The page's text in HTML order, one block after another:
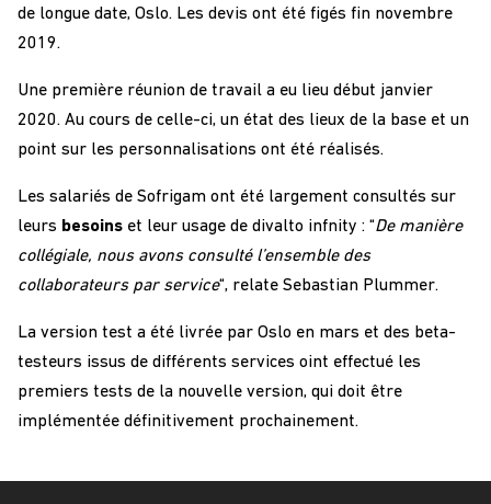
de longue date, Oslo. Les devis ont été figés fin novembre
2019.
Une première réunion de travail a eu lieu début janvier
2020. Au cours de celle-ci, un état des lieux de la base et un
point sur les personnalisations ont été réalisés.
Les salariés de Sofrigam ont été largement consultés sur
leurs besoins et leur usage de divalto infnity : “De manière
collégiale, nous avons consulté l’ensemble des
collaborateurs par service“, relate Sebastian Plummer.
La version test a été livrée par Oslo en mars et des beta-
testeurs issus de différents services oint effectué les
premiers tests de la nouvelle version, qui doit être
implémentée définitivement prochainement.